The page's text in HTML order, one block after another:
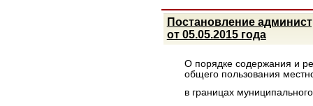
Постановление
от 05.05.2015 года
О порядке содержания и
общего пользования
в границах